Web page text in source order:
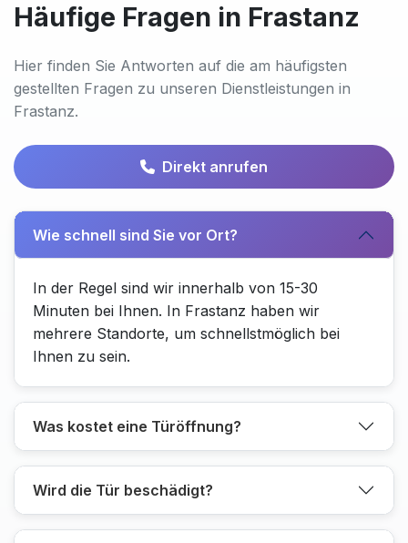
Häufige Fragen in Frastanz
Hier finden Sie Antworten auf die am häufigsten
gestellten Fragen zu unseren Dienstleistungen in
Frastanz.
Direkt anrufen
Wie schnell sind Sie vor Ort?
In der Regel sind wir innerhalb von 15-30
Minuten bei Ihnen. In Frastanz haben wir
mehrere Standorte, um schnellstmöglich bei
Ihnen zu sein.
Was kostet eine Türöffnung?
Wird die Tür beschädigt?